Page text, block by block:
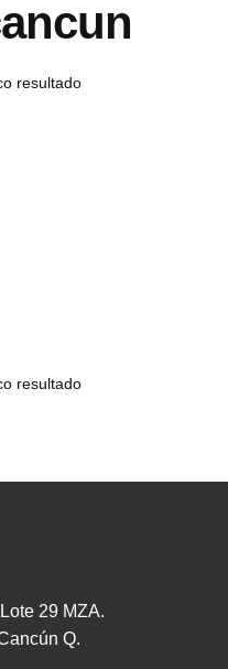
resultado
resultado
29 MZA.
Q.